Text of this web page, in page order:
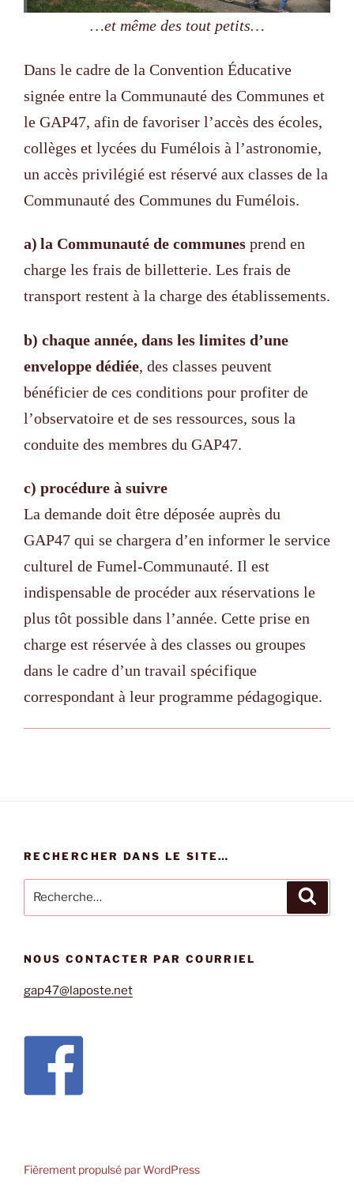
…et même des tout petits…
Dans le cadre de la Convention Éducative
signée entre la Communauté des Communes et
le GAP47, afin de favoriser l’accès des écoles,
collèges et lycées du Fumélois à l’astronomie,
un accès privilégié est réservé aux classes de la
Communauté des Communes du Fumélois.
a) la Communauté de communes prend en
charge les frais de billetterie. Les frais de
transport restent à la charge des établissements.
b) chaque année, dans les limites d’une
enveloppe dédiée, des classes peuvent
bénéficier de ces conditions pour profiter de
l’observatoire et de ses ressources, sous la
conduite des membres du GAP47.
c) procédure à suivre
La demande doit être déposée auprès du
GAP47 qui se chargera d’en informer le service
culturel de Fumel-Communauté. Il est
indispensable de procéder aux réservations le
plus tôt possible dans l’année. Cette prise en
charge est réservée à des classes ou groupes
dans le cadre d’un travail spécifique
correspondant à leur programme pédagogique.
RECHERCHER DANS LE SITE…
pour
NOUS CONTACTER PAR COURRIEL
gap47@laposte.net
Fièrement propulsé par WordPress